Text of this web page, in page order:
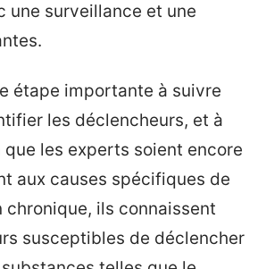
une surveillance et une
étape importante à suivre
les déclencheurs, et à
que les experts soient encore
aux causes spécifiques de
ils connaissent
susceptibles de déclencher